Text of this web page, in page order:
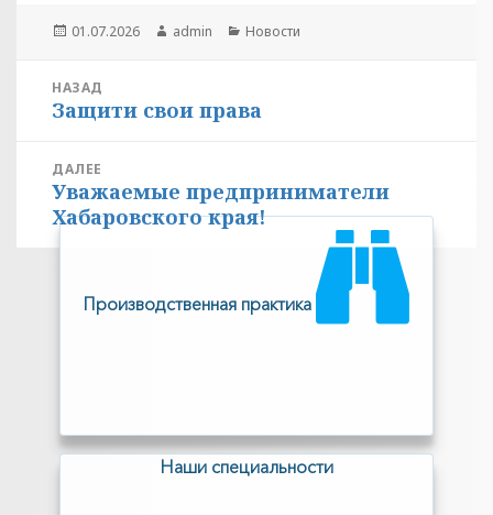
Опубликовано
01.07.2026 Автор
admin Рубрики
Новости
Навигация
по
НАЗАД
Предыдущая
Защити свои права
ДАЛЕЕ
Следующая
запись:
Уважаемые предприниматели
Хабаровского края!
Производственная практика
Наши специальности